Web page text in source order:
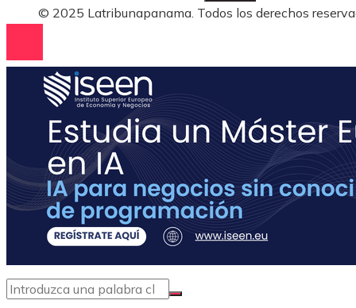
© 2025 Latribunapanama. Todos los derechos